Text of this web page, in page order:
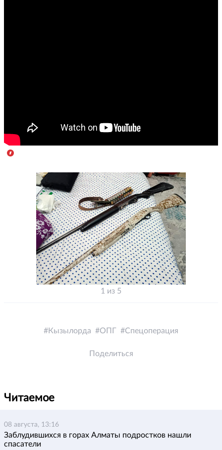
1 из 5
Кызылорда ОПГ Спецоперация
Поделиться
Читаемое
08 августа, 13:16
Заблудившихся в горах Алматы подростков нашли
спасатели